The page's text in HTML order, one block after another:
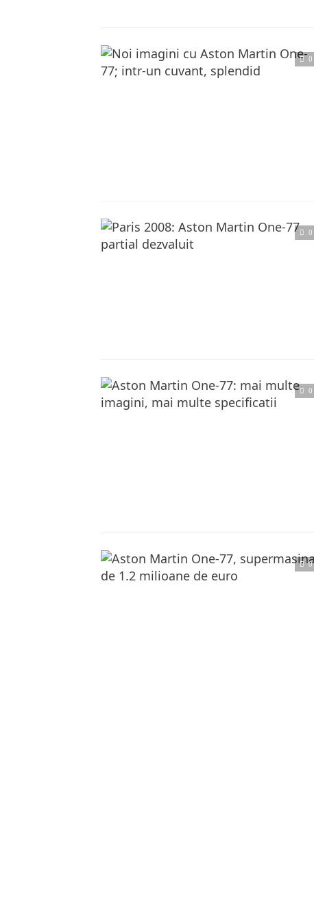
0
Citește articolul complet
0
Citește articolul complet
0
Citește articolul complet
0
Citește articolul complet